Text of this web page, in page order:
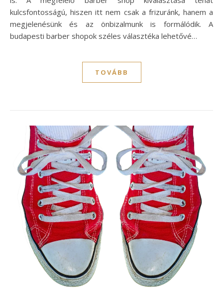
kulcsfontosságú, hiszen itt nem csak a frizuránk, hanem a
megjelenésünk és az önbizalmunk is formálódik. A
budapesti barber shopok széles választéka lehetővé…
TOVÁBB